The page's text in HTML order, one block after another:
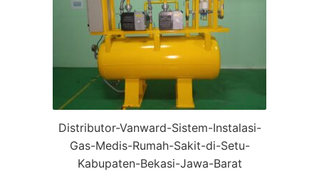
Distributor-Vanward-Sistem-Instalasi-
Gas-Medis-Rumah-Sakit-di-Setu-
Kabupaten-Bekasi-Jawa-Barat